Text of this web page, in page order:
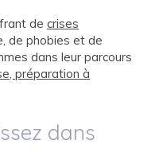
de crises
de phobies et de
dans leur parcours
préparation à
dans